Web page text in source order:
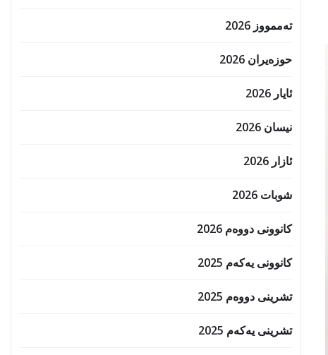
تەممووز 2026
حوزه‌یران 2026
ئایار 2026
نیسان 2026
ئازار 2026
شوبات 2026
کانوونی دووەم 2026
کانوونی یەکەم 2025
تشرینی دووەم 2025
تشرینی یەکەم 2025